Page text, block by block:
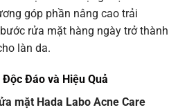
góp phần nâng cao trải
rửa mặt hàng ngày trở thành
làn da.
Đáo và Hiệu Quả
mặt Hada Labo Acne Care